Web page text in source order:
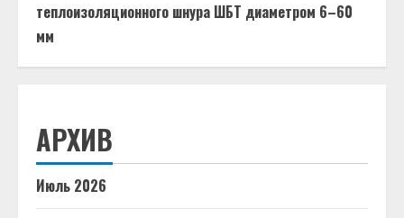
теплоизоляционного шнура ШБТ диаметром 6–60
мм
АРХИВ
Июль 2026